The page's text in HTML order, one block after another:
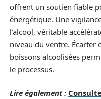
offrent un soutien fiable
énergétique. Une
l’alcool, véritable
niveau du ventre.
boissons alcoolisées
le processus.
Lire également :